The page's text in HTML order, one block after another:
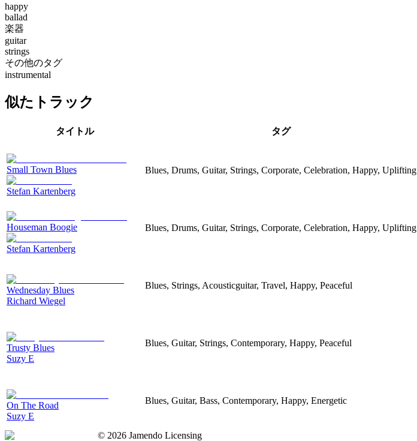
happy
ballad
楽器
guitar
strings
その他のタグ
instrumental
似たトラック
タイトル タグ
Small Town Blues
Stefan Kartenberg
Blues, Drums, Guitar, Strings, Corporate, Celebration, Happy, Uplifting
Houseman Boogie
Stefan Kartenberg
Blues, Drums, Guitar, Strings, Corporate, Celebration, Happy, Uplifting
Wednesday Blues
Richard Wiegel
Blues, Strings, Acousticguitar, Travel, Happy, Peaceful
Trusty Blues
Suzy E
Blues, Guitar, Strings, Contemporary, Happy, Peaceful
On The Road
Suzy E
Blues, Guitar, Bass, Contemporary, Happy, Energetic
© 2026 Jamendo Licensing